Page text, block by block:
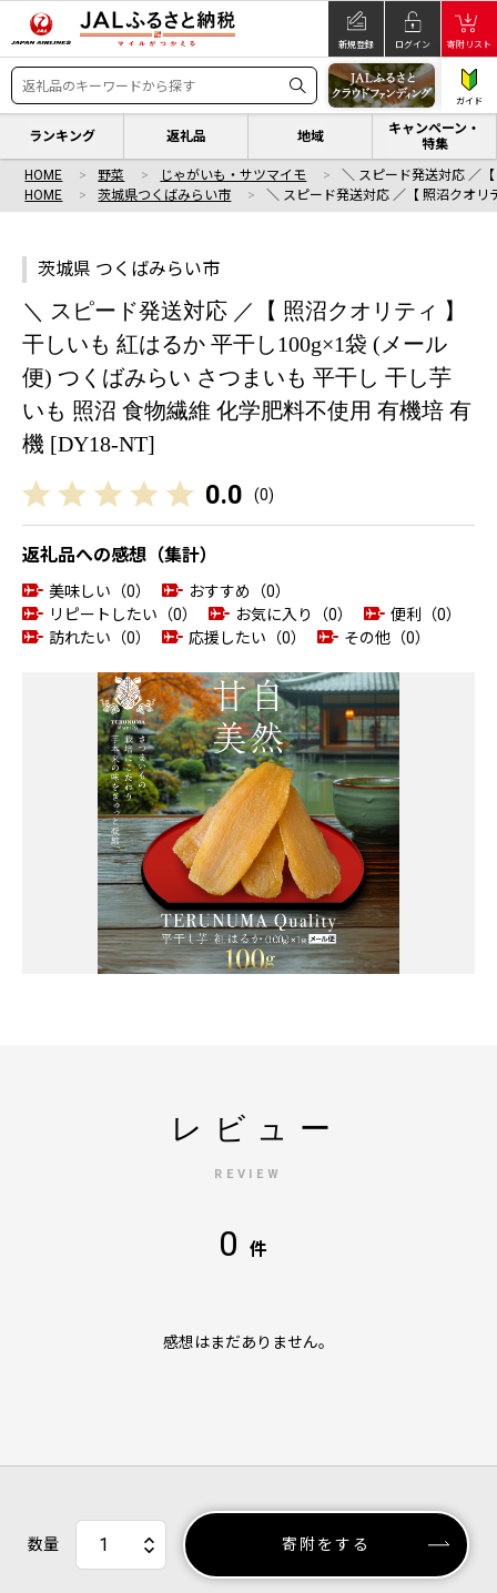
新規登録 ログイン 寄附リスト
ガイド
ランキング 返礼品 地域
キャンペーン・
特集
HOME 野菜 じゃがいも・サツマイモ
＼ スピード発送対応 ／
HOME
茨城県つくばみらい市 ＼ スピード発送対応 ／【 照沼クオリ
茨城県 つくばみらい市
＼ スピード発送対応 ／【 照沼クオリティ 】
干しいも 紅はるか 平干し100g×1袋 (メール
便) つくばみらい さつまいも 平干し 干し芋
いも 照沼 食物繊維 化学肥料不使用 有機培 有
機 [DY18-NT]
0.0 (0)
返礼品への感想（集計）
美味しい（0）
おすすめ（0）
リピートしたい（0）
お気に入り（0）
便利（0）
訪れたい（0）
応援したい（0） その他（0）
レビュー
REVIEW
0 件
感想はまだありません。
数量 寄附をする